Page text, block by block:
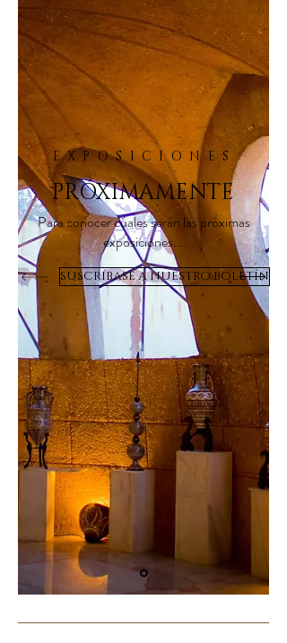
EXPOSICIONES
PRÓXIMAMENTE
Para conocer cúales serán las próximas
exposiciones...
SUSCRÍBASE A NUESTRO BOLETÍN